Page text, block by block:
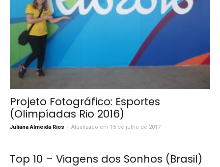
Projeto Fotográfico: Esportes
(Olimpíadas Rio 2016)
Juliana Almeida Rios - Atualizado em 15 de julho de 2017
Top 10 – Viagens dos Sonhos (Brasil)